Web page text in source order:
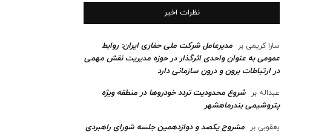
نظرات اخیر
سارا کریمی بر
مدیرعامل شرکت ملی حفاری ایران: روابط
عمومی به عنوان واحدی اثرگذار در حوزه مدیریت نقش مهمی
در ارتباطات برون و درون سازمانی دارد
عبداله بر
شروع محدودیت تردد خودروها در منطقه ویژه
پتروشیمی بندرماهشهر
یعقوبی بر
مشروح یکصد و دوازدهمین جلسه شورای راهبردی